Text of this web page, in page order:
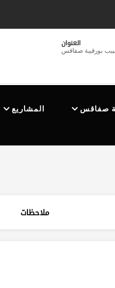
العنوان
بورقيبة صفاقس
صفاقس المشاريع
ملاحظات